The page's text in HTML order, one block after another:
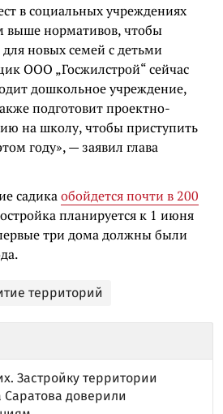
в социальных учреждениях
выше нормативов, чтобы
новых семей с детьми
ООО „Госжилстрой“ сейчас
дошкольное учреждение,
подготовит проектно-
на школу, чтобы приступить
году», — заявил глава
садикаобойдется почти в 200
планируется к 1 июня
три дома должны были
территорий
Застройку территории
доверили